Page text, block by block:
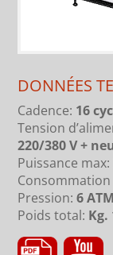
DONNÉES
Cadence: 16
Tension
220/380 V +
Puissance max:
Consommation
Pression:6 ATM
Poids total: Kg.